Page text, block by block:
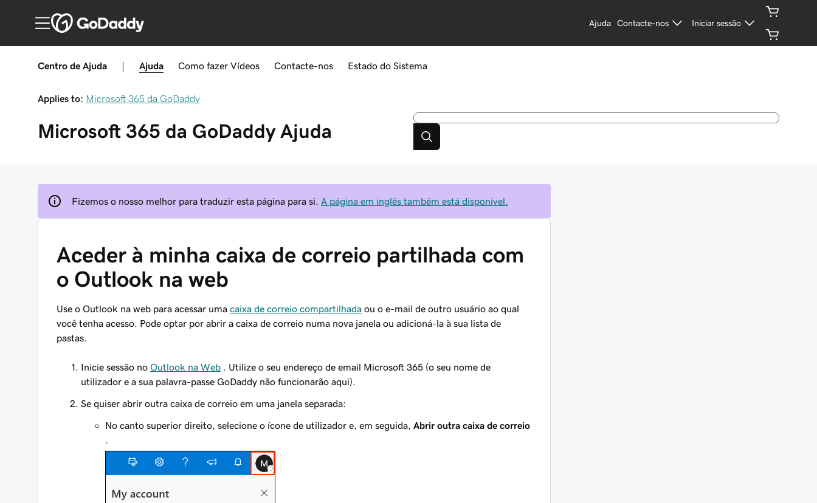
Ajuda Contacte-nos Iniciar sessão
Centro de Ajuda Ajuda Como fazer Vídeos Contacte-nos Estado do Sistema
Applies to: Microsoft 365 da GoDaddy
Microsoft 365 da GoDaddy Ajuda
Fizemos o nosso melhor para traduzir esta página para si. A página em inglês também está disponível.
Aceder à minha caixa de correio partilhada com
o Outlook na web
Use o Outlook na web para acessar uma caixa de correio compartilhada ou o e-mail de outro usuário ao qual
você tenha acesso. Pode optar por abrir a caixa de correio numa nova janela ou adicioná-la à sua lista de
pastas.
Inicie sessão no Outlook na Web . Utilize o seu endereço de email Microsoft 365 (o seu nome de
utilizador e a sua palavra-passe GoDaddy não funcionarão aqui).
Se quiser abrir outra caixa de correio em uma janela separada:
No canto superior direito, selecione o ícone de utilizador e, em seguida, Abrir outra caixa de correio